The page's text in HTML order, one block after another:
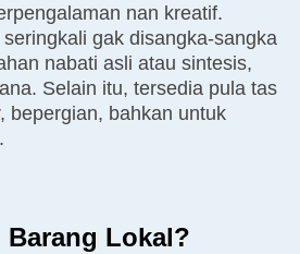
nan kreatif.
gak disangka-sangka
nabati asli atau sintesis,
Selain itu, tersedia pula tas
bepergian, bahkan untuk
Barang Lokal?